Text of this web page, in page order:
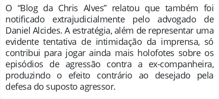
O “Blog da Chris Alves” relatou que também foi
notificado extrajudicialmente pelo advogado de
Daniel Alcides. A estratégia, além de representar uma
evidente tentativa de intimidação da imprensa, só
contribui para jogar ainda mais holofotes sobre os
episódios de agressão contra a ex-companheira,
produzindo o efeito contrário ao desejado pela
defesa do suposto agressor.